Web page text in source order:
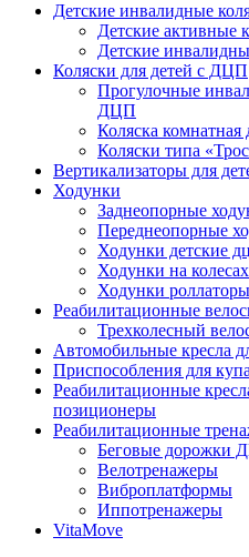
Детские инвалидные
Детские активные
Детские
Коляски для детей с ДЦП
Прогулочные
ДЦП
Коляска
Коляски типа
Вертикализаторы для
Ходунки
Заднеопорные
Переднеопорные
Ходунки детские
Ходунки на
Ходунки
Реабилитационные
Трехколесный
Автомобильные кресла
Приспособления для
Реабилитационные
позиционеры
Реабилитационные
Беговые дорожки
Велотренажеры
Виброплатформы
Иппотренажеры
VitaMove